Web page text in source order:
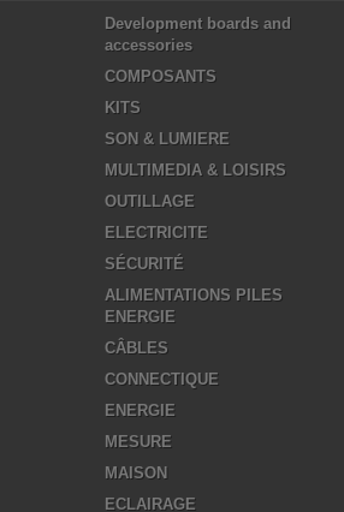
Development boards and
accessories
COMPOSANTS
KITS
SON & LUMIERE
MULTIMEDIA & LOISIRS
OUTILLAGE
ELECTRICITE
SÉCURITÉ
ALIMENTATIONS PILES
ENERGIE
CÂBLES
CONNECTIQUE
ENERGIE
MESURE
MAISON
ECLAIRAGE